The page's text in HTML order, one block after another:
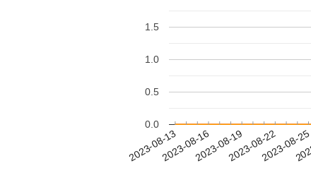
2023-08-132023-08-162023-08-192023-08-222023-08-25
0.0
0.5
1.0
1.5